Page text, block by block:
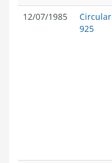
12/07/1985
Circular
925